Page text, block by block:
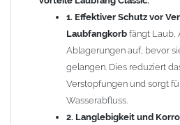
5. Kosteneffizienz:
kann Ihnen
Sie weniger häufige
durchführen müssen.
6. Ästhetisches Design:
fügt sich harmonisch
1. Effektiver Schutz vor
Laubfangkorb fängt Laub,
Ablagerungen auf, bevor
gelangen. Dies reduziert
Verstopfungen und sorgt
Wasserabfluss.
2. Langlebigkeit und